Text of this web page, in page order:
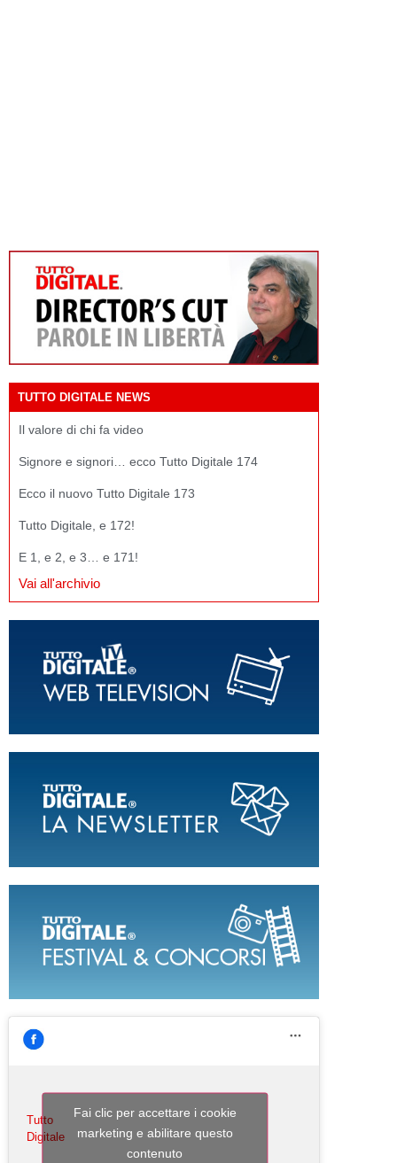
TUTTO DIGITALE NEWS
Il valore di chi fa video
Signore e signori… ecco Tutto Digitale 174
Ecco il nuovo Tutto Digitale 173
Tutto Digitale, e 172!
E 1, e 2, e 3… e 171!
Vai all'archivio
Tutto
Digitale
Fai clic per accettare i cookie
marketing e abilitare questo
contenuto